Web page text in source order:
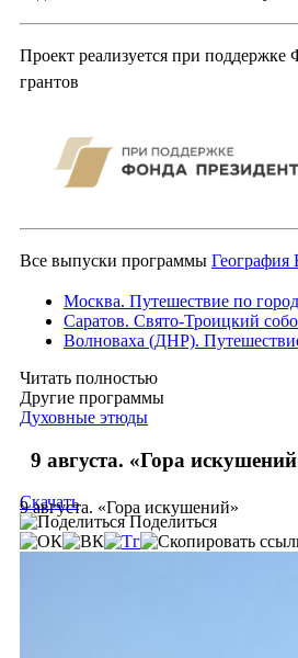
Проект реализуется при поддержке
грантов
Все выпуски программы
Москва. Путешествие по
Саратов. Свято-Троицкий
Волноваха (ДНР).
Читать полностью
Другие программы
Духовные этюды
9 августа. «Гора
9 августа. «Гора искушений»
Скачать
Поделиться